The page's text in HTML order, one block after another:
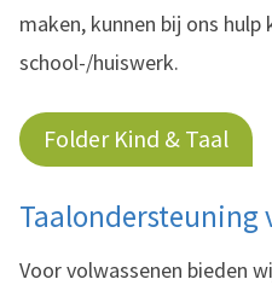
maken, kunnen bij ons hulp
school-/huiswerk.
Folder Kind & Taal
Taalondersteuning
Voor volwassenen bieden